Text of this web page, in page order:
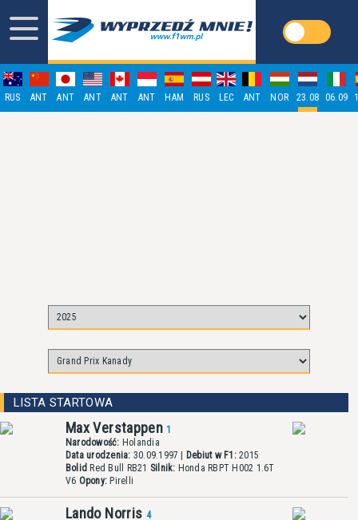
RUS ANT ANT ANT ANT ANT HAM RUS LEC ANT NOR 23.08 06.09
LISTA STARTOWA
Max Verstappen1
Narodowość: Holandia
Data urodzenia: 30.09.1997 | Debiut w F1:2015
Bolid Red Bull RB21 Silnik: Honda RBPT H002 1.6T
V6 Opony: Pirelli
Lando Norris 4